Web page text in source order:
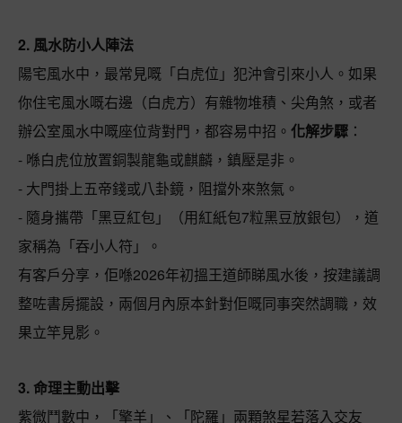
2. 風水防小人陣法
陽宅風水中，最常見嘅「白虎位」犯沖會引來小人。如果
你住宅風水嘅右邊（白虎方）有雜物堆積、尖角煞，或者
辦公室風水中嘅座位背對門，都容易中招。 化解步驟 ：
- 喺白虎位放置銅製龍龜或麒麟，鎮壓是非。
- 大門掛上五帝錢或八卦鏡，阻擋外來煞氣。
- 隨身攜帶「黑豆紅包」（用紅紙包7粒黑豆放銀包），道
家稱為「吞小人符」。
有客戶分享，佢喺2026年初搵王道師睇風水後，按建議調
整咗書房擺設，兩個月內原本針對佢嘅同事突然調職，效
果立竿見影。
3. 命理主動出擊
紫微鬥數中，「擎羊」、「陀羅」兩顆煞星若落入交友